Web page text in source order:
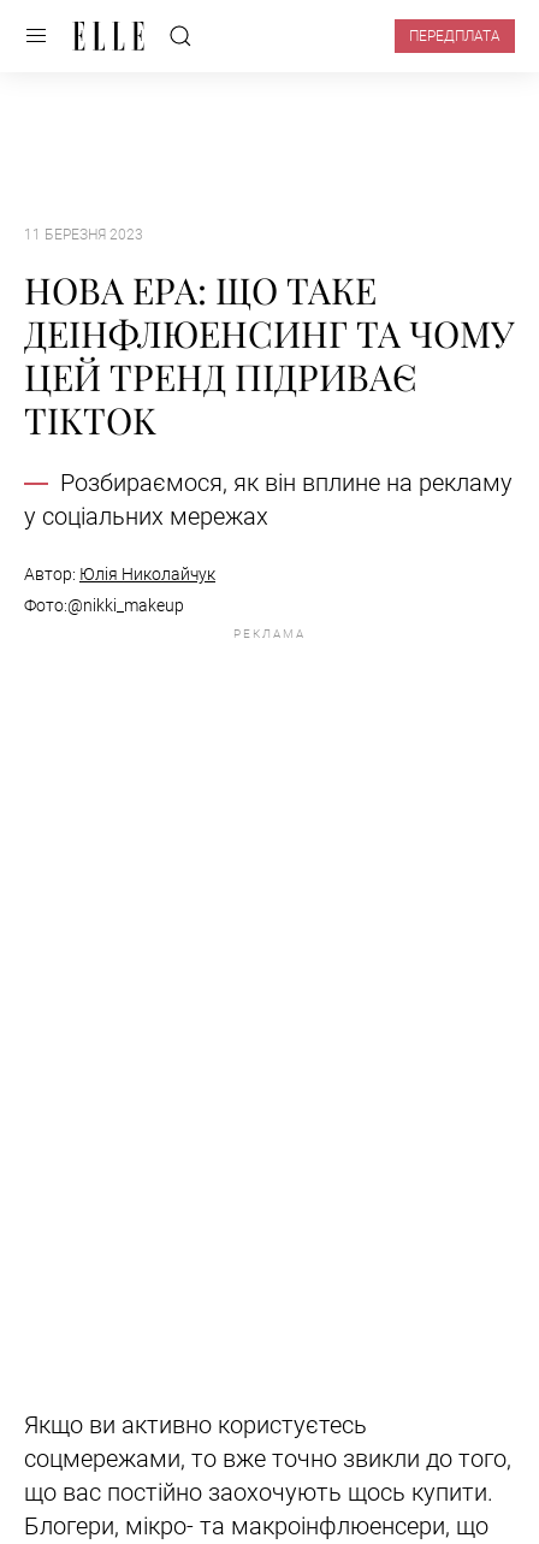
ПЕРЕДПЛАТА
11 БЕРЕЗНЯ 2023
НОВА ЕРА: ЩО ТАКЕ
ДЕІНФЛЮЕНСИНГ ТА ЧОМУ
ЦЕЙ ТРЕНД ПІДРИВАЄ
TIKTOK
Розбираємося, як він вплине на рекламу
у соціальних мережах
Автор: Юлія Николайчук
Фото:@nikki_makeup
РЕКЛАМА
Якщо ви активно користуєтесь
соцмережами, то вже точно звикли до того,
що вас постійно заохочують щось купити.
Блогери, мікро- та макроінфлюенсери, що